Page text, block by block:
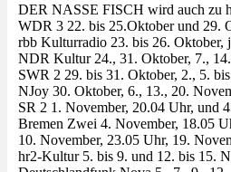
DER NASSE FISCH wird auch zu
WDR 3 22. bis 25.Oktober und 29.
rbb Kulturradio 23. bis 26. Oktober,
NDR Kultur 24., 31. Oktober, 7.,
SWR 2 29. bis 31. Oktober, 2., 5.
NJoy 30. Oktober, 6., 13., 20.
SR 2 1. November, 20.04 Uhr, und
Bremen Zwei 4. November, 18.05
10. November, 23.05 Uhr, 19.
hr2-Kultur 5. bis 9. und 12. bis 15.